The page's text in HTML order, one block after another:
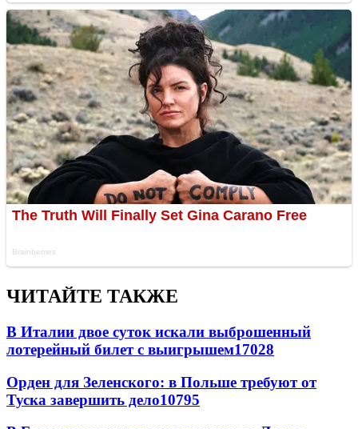
ЧИТАЙТЕ ТАКЖЕ
В Италии двое суток искали выброшенный
лотерейный билет с выигрышем17028
Орден для Зеленского: в Польше требуют от
Туска завершить дело10795